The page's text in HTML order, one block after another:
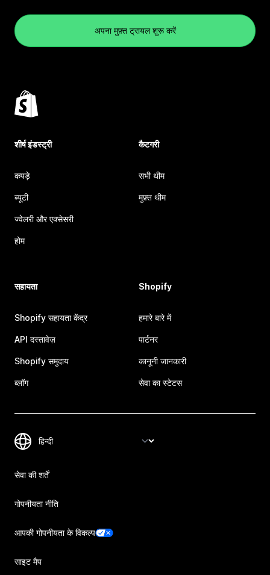
अपना मुफ़्त ट्रायल शुरू करें
शीर्ष इंडस्ट्री
कपड़े
ब्यूटी
ज्वेलरी और एक्सेसरी
होम
कैटगरी
सभी थीम
मुफ़्त थीम
सहायता
Shopify सहायता केंद्र
API दस्तावेज़
Shopify समुदाय
ब्लॉग
Shopify
हमारे बारे में
पार्टनर
कानूनी जानकारी
सेवा का स्टेटस
सेवा की शर्तें
गोपनीयता नीति
आपकी गोपनीयता के विकल्प
साइट मैप